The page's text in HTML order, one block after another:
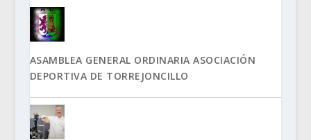
ASAMBLEA GENERAL ORDINARIA ASOCIACIÓN
DEPORTIVA DE TORREJONCILLO